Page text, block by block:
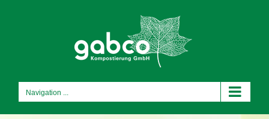
Navigation ...